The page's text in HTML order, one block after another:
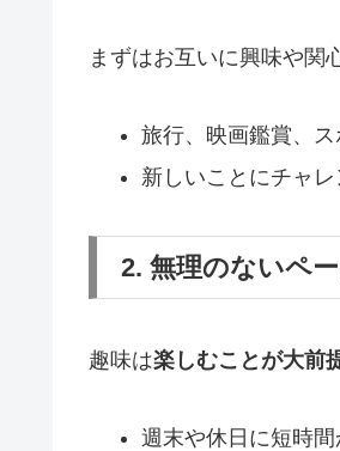
まずはお互いに興味や関
旅行、映画鑑賞、
新しいことにチャレ
2. 無理のないペ
趣味は楽しむことが大前
週末や休日に短時間